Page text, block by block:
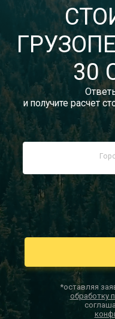
30
и получите расчет
*оставляя
обработку